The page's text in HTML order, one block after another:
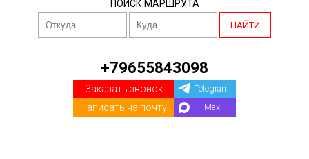
ПОИСК МАРШРУТА
НАЙТИ
+79655843098
Заказать звонок
Написать на почту
Telegram
Max